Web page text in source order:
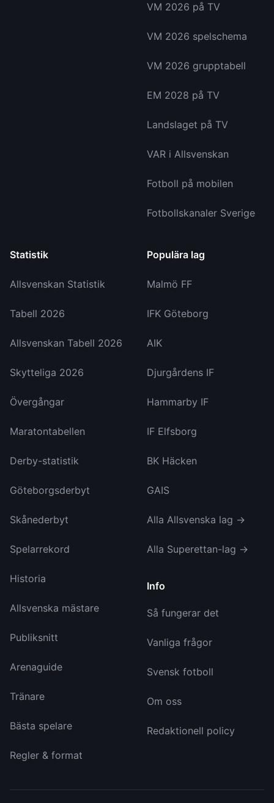
VM 2026 på TV
VM 2026 spelschema
VM 2026 grupptabell
EM 2028 på TV
Landslaget på TV
VAR i Allsvenskan
Fotboll på mobilen
Fotbollskanaler Sverige
Statistik
Allsvenskan Statistik
Tabell 2026
Allsvenskan Tabell 2026
Skytteliga 2026
Övergångar
Maratontabellen
Derby-statistik
Göteborgsderbyt
Skånederbyt
Spelarrekord
Historia
Allsvenska mästare
Publiksnitt
Arenaguide
Tränare
Bästa spelare
Regler & format
Populära lag
Malmö FF
IFK Göteborg
AIK
Djurgårdens IF
Hammarby IF
IF Elfsborg
BK Häcken
GAIS
Alla Allsvenska lag →
Alla Superettan-lag →
Info
Så fungerar det
Vanliga frågor
Svensk fotboll
Om oss
Redaktionell policy